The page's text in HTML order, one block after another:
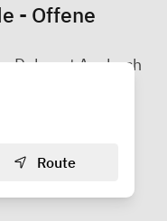
- Offene
Dekanat Ansbach
Route